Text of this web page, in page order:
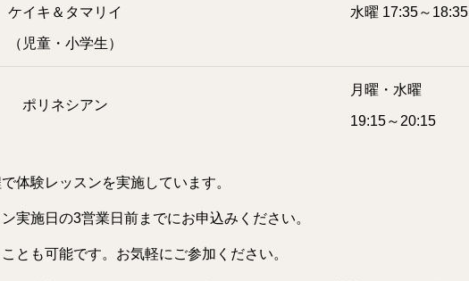
ケイキ＆タマリイ
（児童・小学生）
水曜 17:35～18:35
ポリネシアン
月曜・水曜
19:15～20:15
体験レッスンを実施しています。
実施日の3営業日前までにお申込みください。
とも可能です。お気軽にご参加ください。